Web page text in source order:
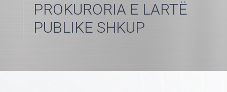
PROKURORIA E LARTË
PUBLIKE SHKUP